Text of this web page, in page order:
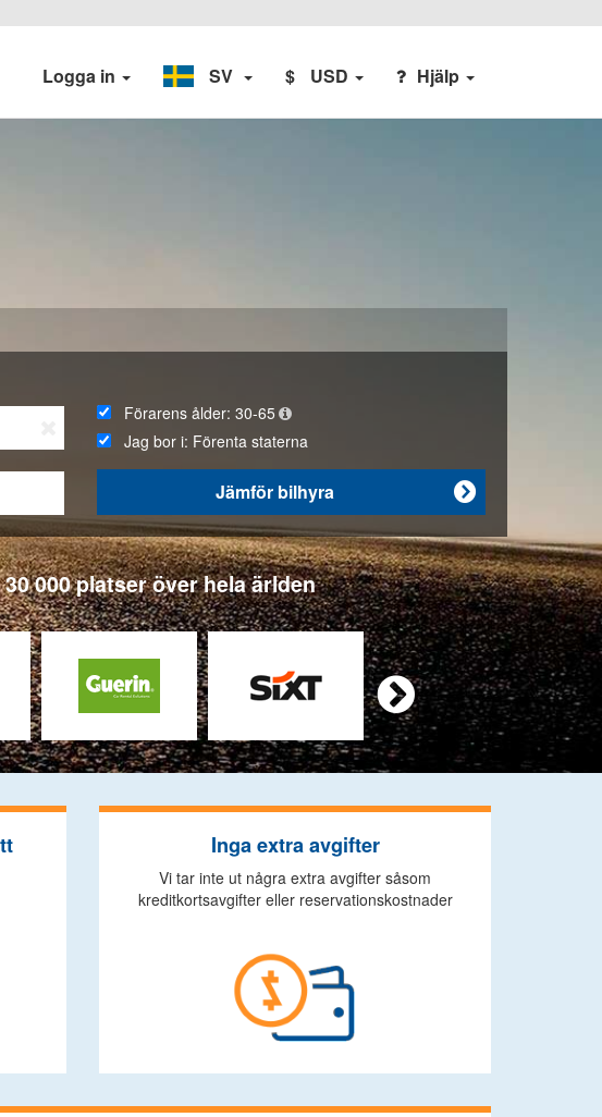
Logga in SV $ USD Hjälp
Förarens ålder:30-65
Jag bor i: Förenta staterna

Jämför bilhyra
000 platser över hela ärlden

Inga extra avgifter
Vi tar inte ut några extra avgifter såsom
kreditkortsavgifter eller reservationskostnader